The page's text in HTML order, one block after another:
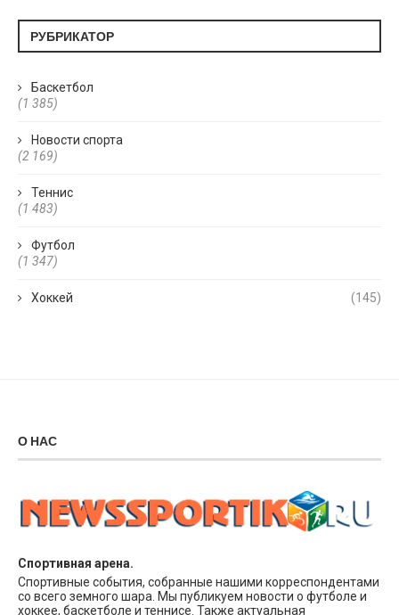
РУБРИКАТОР
Баскетбол
(1 385)
Новости спорта
(2 169)
Теннис
(1 483)
Футбол
(1 347)
Хоккей (145)
О НАС
Спортивная арена.
Спортивные события, собранные нашими корреспондентами
со всего земного шара. Мы публикуем новости о футболе и
хоккее, баскетболе и теннисе. Также актуальная